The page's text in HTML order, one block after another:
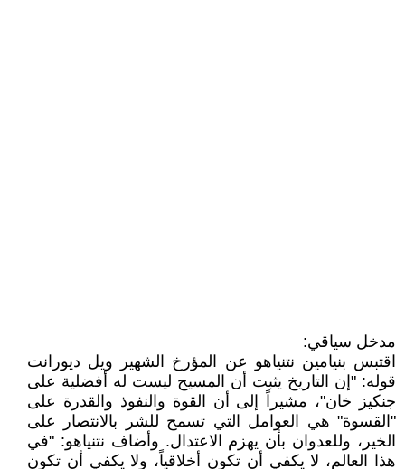
مدخل سياقي:
اقتبس بنيامين نتنياهو عن المؤرخ الشهير ويل ديورانت
قوله: "إن التاريخ يثبت أن المسيح ليست له أفضلية على
جنكيز خان"، مشيراً إلى أن القوة والنفوذ والقدرة على
"القسوة" هي العوامل التي تسمح للشر بالانتصار على
الخير، وللعدوان بأن يهزم الاعتدال. وأضاف نتنياهو: "في
هذا العالم، لا يكفي أن تكون أخلاقياً، ولا يكفي أن تكون